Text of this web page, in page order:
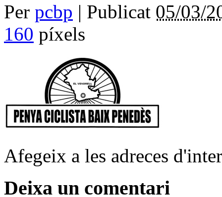
Per pcbp | Publicat 05/03/
160 píxels
Afegeix a les adreces
Deixa un comentari